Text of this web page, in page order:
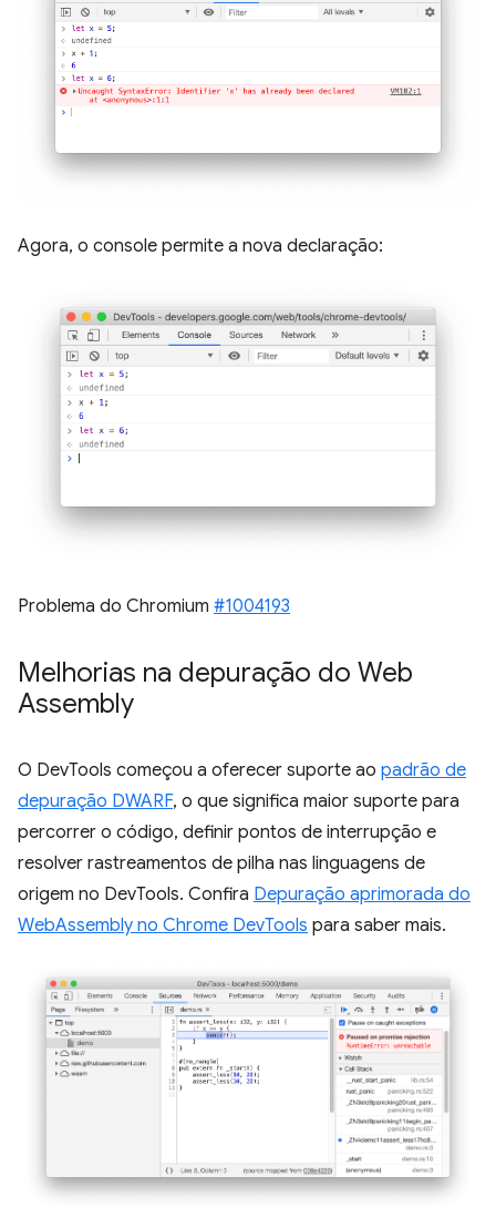
Agora, o console permite a nova declaração:
Problema do Chromium #1004193
Melhorias na depuração do Web
Assembly
O DevTools começou a oferecer suporte ao padrão de
depuração DWARF, o que significa maior suporte para
percorrer o código, definir pontos de interrupção e
resolver rastreamentos de pilha nas linguagens de
origem no DevTools. Confira Depuração aprimorada do
WebAssembly no Chrome DevTools para saber mais.